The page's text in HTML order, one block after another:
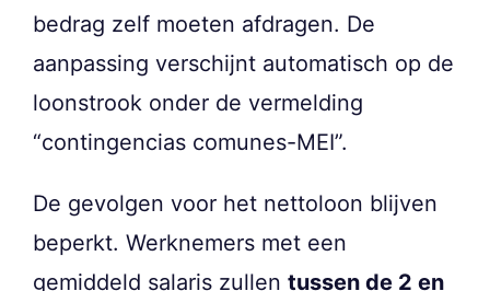
bedrag zelf moeten afdragen. De
aanpassing verschijnt automatisch op de
loonstrook onder de vermelding
“contingencias comunes-MEI”.
De gevolgen voor het nettoloon blijven
beperkt. Werknemers met een
gemiddeld salaris zullen tussen de 2 en